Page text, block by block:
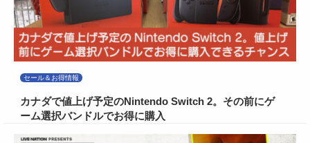
セール＆お得情報
カナダで値上げ予定のNintendo Switch 2。その前にゲ
ーム選択バンドルでお得に購入